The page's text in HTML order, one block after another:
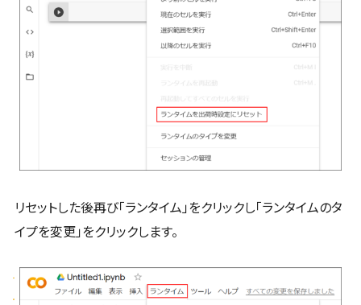
リセットした後再び「ランタイム」をクリックし「ランタイムのタ
イプを変更」をクリックします。